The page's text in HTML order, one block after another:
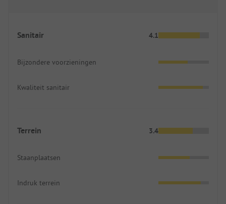
Sanitair 4.1
Bijzondere voorzieningen
Kwaliteit sanitair
Terrein 3.4
Staanplaatsen
Indruk terrein